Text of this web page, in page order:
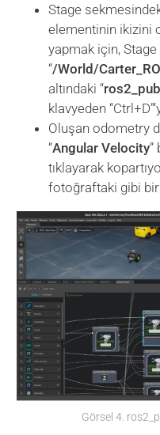
Stage
elementinin ikizini
yapmak için,
“/World/
altındaki “
klavyeden
Oluşan odometry
“Angular Velocity”
tıklayarak
fotoğraftaki gibi
Görsel 4.